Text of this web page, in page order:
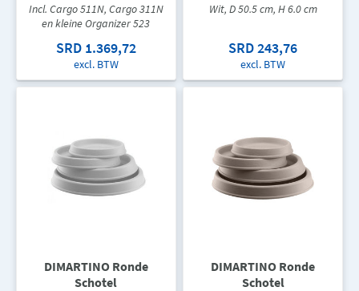
Incl. Cargo 511N, Cargo 311N
en kleine Organizer 523
SRD 1.369,72
excl. BTW
Wit, D 50.5 cm, H 6.0 cm
SRD 243,76
excl. BTW
DIMARTINO Ronde
Schotel
DIMARTINO Ronde
Schotel